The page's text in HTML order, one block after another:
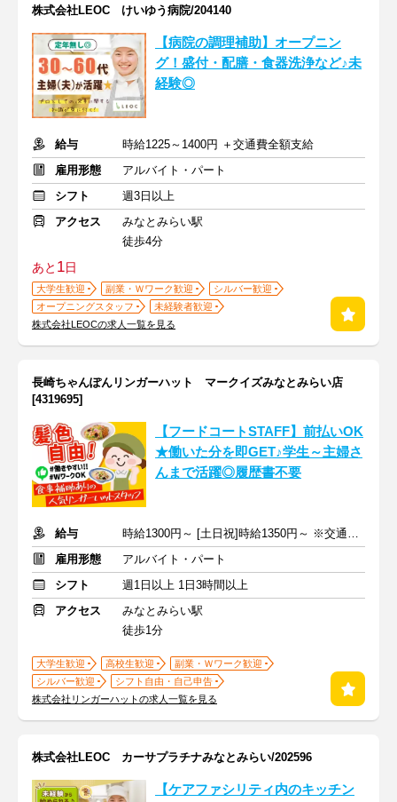
株式会社LEOC けいゆう病院/204140
【病院の調理補助】オープニン
グ！盛付・配膳・食器洗浄など♪未
経験◎
給与
時給1225～1400円 ＋交通費全額支給
雇用形態
アルバイト・パート
シフト
週3日以上
アクセス
みなとみらい駅
徒歩4分
あと 1日
大学生歓迎 副業・Ｗワーク歓迎
シルバー歓迎
オープニングスタッフ
未経験者歓迎
株式会社LEOCの求人一覧を見る
長崎ちゃんぽんリンガーハット マークイズみなとみらい店
[4319695]
【フードコートSTAFF】前払いOK
★働いた分を即GET♪学生～主婦さ
んまで活躍◎履歴書不要
給与
時給1300円～ [土日祝]時給1350円～ ※交通費全額支給
雇用形態
アルバイト・パート
シフト
週1日以上 1日3時間以上
アクセス
みなとみらい駅
徒歩1分
大学生歓迎 高校生歓迎
副業・Ｗワーク歓迎
シルバー歓迎
シフト自由・自己申告
株式会社リンガーハットの求人一覧を見る
株式会社LEOC カーサプラチナみなとみらい/202596
【ケアファシリティ内のキッチン